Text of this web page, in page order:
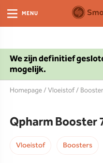
We zijn definitief
mogelijk.
MENU
Homepage/Vloeistof/
Qpharm Booster
Vloeistof Boosters